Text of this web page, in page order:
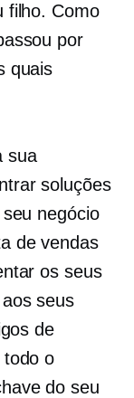
filho. Como
por
quais
sua
soluções
negócio
de vendas
os seus
seus
de
todo o
do seu